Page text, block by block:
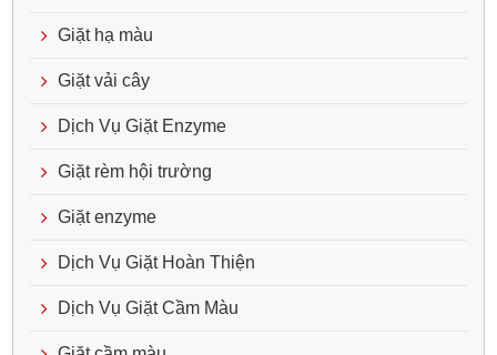
Giặt hạ màu
Giặt vải cây
Dịch Vụ Giặt Enzyme
Giặt rèm hội trường
Giặt enzyme
Dịch Vụ Giặt Hoàn Thiện
Dịch Vụ Giặt Cầm Màu